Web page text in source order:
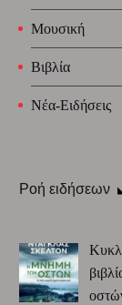
Μουσική
Βιβλία
Νέα-Ειδήσεις
Ροή ειδήσεων